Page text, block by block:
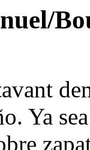
Ya